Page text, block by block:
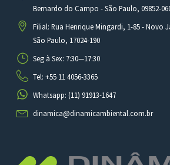
Bernardo do Campo - São Paulo, 09852-
Filial: Rua Henrique Mingardi, 1-85 - Novo
São Paulo, 17024-190
Seg à Sex: 7:30—17:30
Tel: +55 11 4056-3365
Whatsapp: (11) 91913-1647
dinamica@dinamicambiental.com.br